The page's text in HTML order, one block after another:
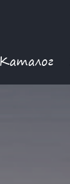
Каталог